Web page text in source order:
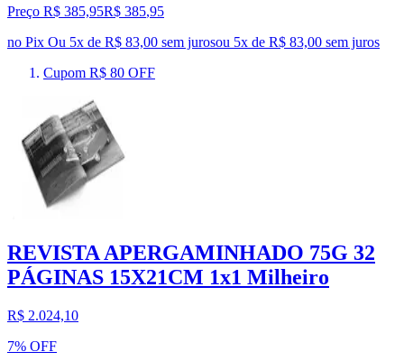
Preço R$ 385,95R$ 385,95
no Pix Ou 5x de R$ 83,00 sem jurosou 5x de R$ 83,00 sem juros
Cupom R$ 80 OFF
REVISTA APERGAMINHADO 75G 32
PÁGINAS 15X21CM 1x1 Milheiro
R$ 2.024,10
7% OFF